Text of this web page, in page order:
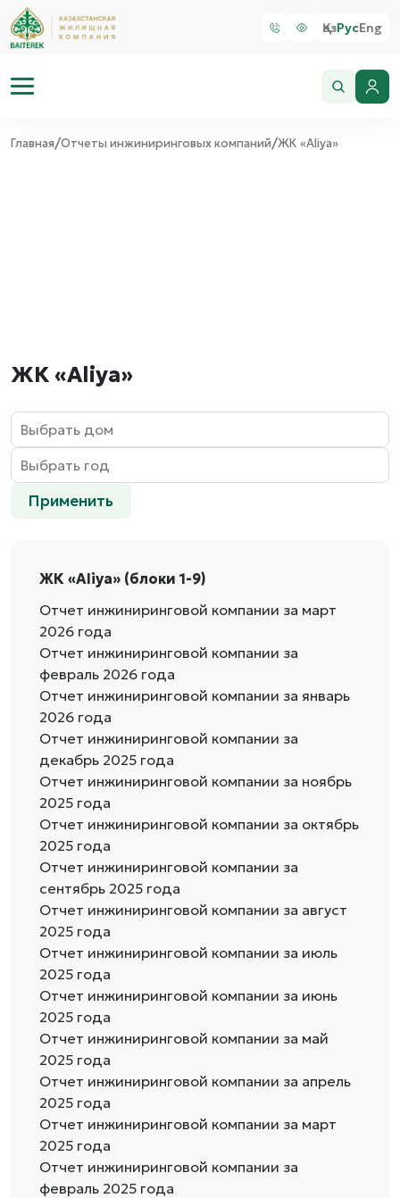
ҚазРусEng
Главная/Отчеты инжиниринговых компаний/ЖК «Aliya»
ЖК «Aliya»
Применить
ЖК «Aliya» (блоки 1-9)
Отчет инжиниринговой компании за март
2026 года
Отчет инжиниринговой компании за
февраль 2026 года
Отчет инжиниринговой компании за январь
2026 года
Отчет инжиниринговой компании за
декабрь 2025 года
Отчет инжиниринговой компании за ноябрь
2025 года
Отчет инжиниринговой компании за октябрь
2025 года
Отчет инжиниринговой компании за
сентябрь 2025 года
Отчет инжиниринговой компании за август
2025 года
Отчет инжиниринговой компании за июль
2025 года
Отчет инжиниринговой компании за июнь
2025 года
Отчет инжиниринговой компании за май
2025 года
Отчет инжиниринговой компании за апрель
2025 года
Отчет инжиниринговой компании за март
2025 года
Отчет инжиниринговой компании за
февраль 2025 года